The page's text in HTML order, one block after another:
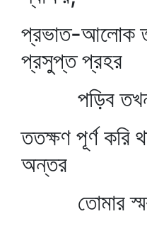
প্রভাত-আলোক
প্রসুপ্ত প্রহর
পড়িব
ততক্ষণ পূর্ণ করি
অন্তর
তোমার